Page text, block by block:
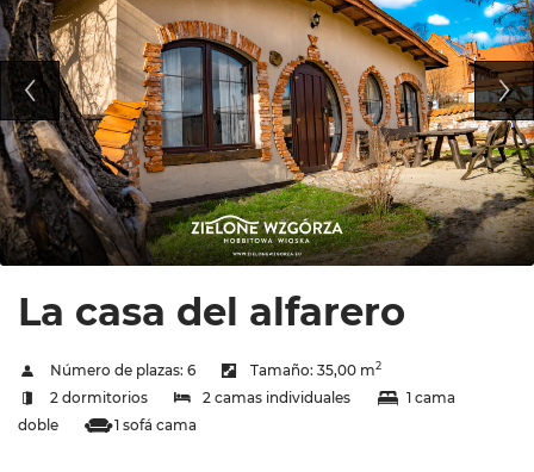
La casa del alfarero
Número de plazas: 6 Tamaño:35,00 m2
2 dormitorios 2 camas individuales
1 cama
doble
1 sofá cama